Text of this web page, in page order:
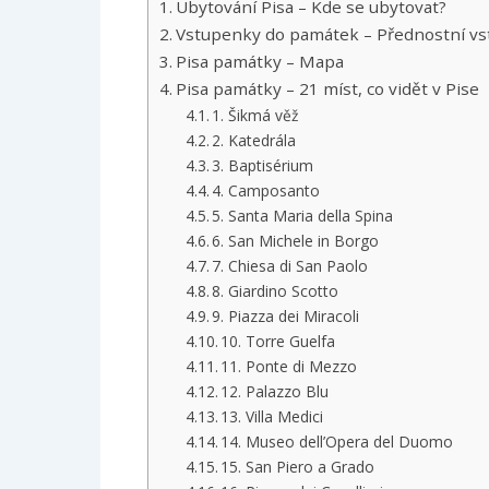
Ubytování Pisa – Kde se ubytovat?
Vstupenky do památek – Přednostní
Pisa památky – Mapa
Pisa památky – 21 míst, co vidět v Pise
1. Šikmá věž
2. Katedrála
3. Baptisérium
4. Camposanto
5. Santa Maria della Spina
6. San Michele in Borgo
7. Chiesa di San Paolo
8. Giardino Scotto
9. Piazza dei Miracoli
10. Torre Guelfa
11. Ponte di Mezzo
12. Palazzo Blu
13. Villa Medici
14. Museo dell’Opera del Duomo
15. San Piero a Grado